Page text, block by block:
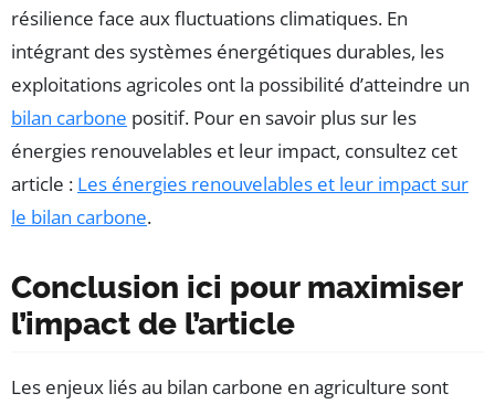
résilience face aux fluctuations climatiques. En
intégrant des systèmes énergétiques durables, les
exploitations agricoles ont la possibilité d’atteindre un
bilan carbone positif. Pour en savoir plus sur les
énergies renouvelables et leur impact, consultez cet
article : Les énergies renouvelables et leur impact sur
le bilan carbone.
Conclusion ici pour maximiser
l’impact de l’article
Les enjeux liés au bilan carbone en agriculture sont